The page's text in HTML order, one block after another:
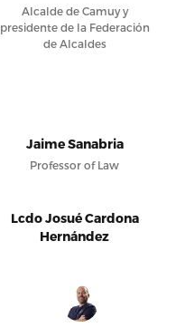
Alcalde de Camuy y
presidente de la Federación
de Alcaldes
Jaime Sanabria
Professor of Law
Lcdo Josué Cardona
Hernández